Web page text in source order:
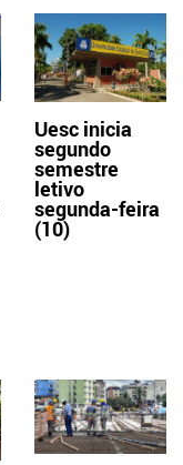
Uesc inicia
segundo
semestre
letivo
segunda-feira
(10)